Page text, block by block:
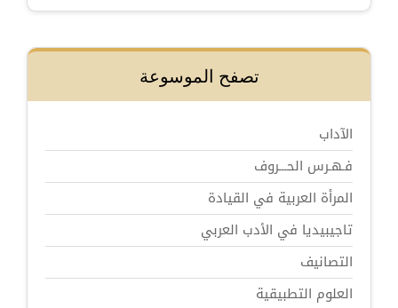
تصفح الموسوعة
الآداب
فـهـرس الحـــروف
المرأة العربية في القيادة
تاجيبيديا في الأدب العربي
التصانيف
العلوم التطبيقية